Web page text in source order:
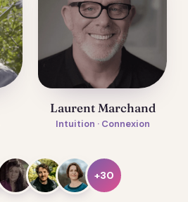
Laurent Marchand
Intuition · Connexion
+30